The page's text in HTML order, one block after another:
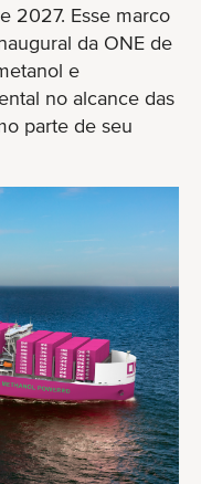
2027. Esse marco
da ONE de
e
no alcance das
parte de seu